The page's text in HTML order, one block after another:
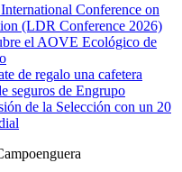
Conference on
(LDR Conference 2026)
el AOVE Ecológico de
de regalo una cafetera
seguros de Engrupo
de la Selección con un 20